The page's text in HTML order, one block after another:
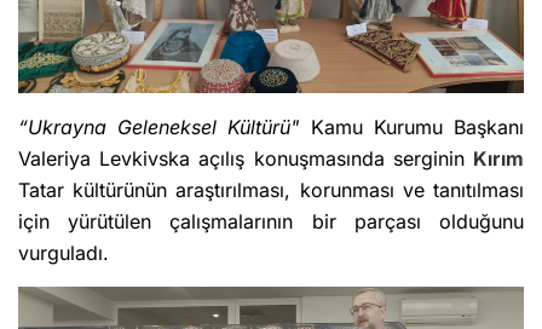
“Ukrayna Geleneksel Kültürü" Kamu Kurumu Başkanı
Valeriya Levkivska açılış konuşmasında serginin Kırım
Tatar kültürünün araştırılması, korunması ve tanıtılması
için yürütülen çalışmalarının bir parçası olduğunu
vurguladı.